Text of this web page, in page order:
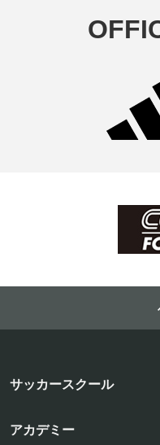
サッカースクール
アカデミー